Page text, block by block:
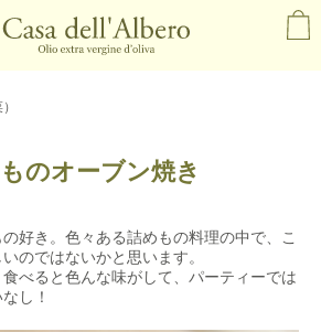
のオーブン焼き
好き。色々ある詰めもの料理の中で、こ
のではないかと思います。
べると色んな味がして、パーティーでは
し！